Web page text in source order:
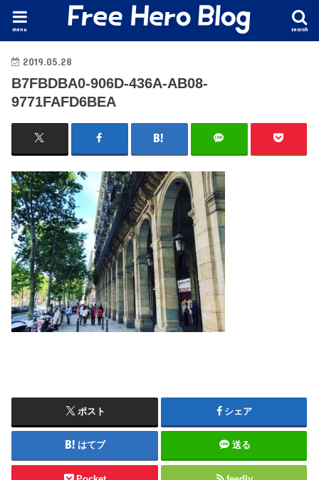
search
menu
2019.05.28
B7FBDBA0-906D-436A-AB08-
9771FAFD6BEA
ポスト シェア
はてブ 送る